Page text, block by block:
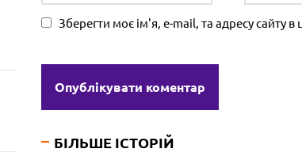
Зберегти моє ім'я, e-mail, та адресу сайту
БІЛЬШЕ ІСТОРІЙ